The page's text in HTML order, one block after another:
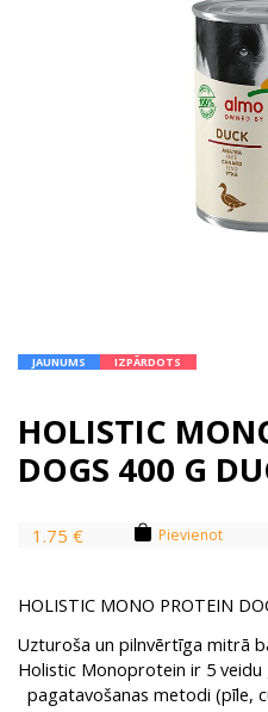
HOLISTIC
DOGS 400 G
JAUNUMS IZPĀRDOTS
1.75 € Pievienot
HOLISTIC MONO PROTEIN
Uzturoša un pilnvērtīga mitrā
Holistic Monoprotein ir 5 veidu
pagatavošanas metodi (pīle,